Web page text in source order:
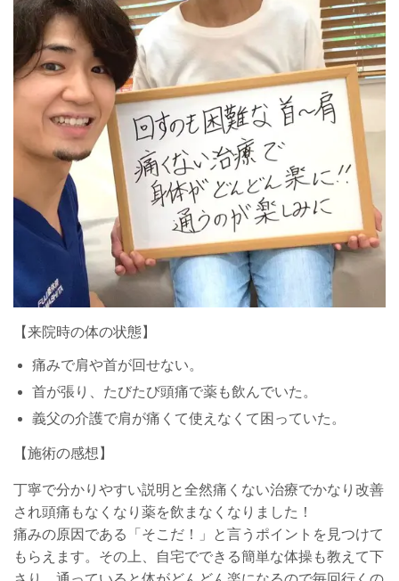
【来院時の体の状態】
痛みで肩や首が回せない。
首が張り、たびたび頭痛で薬も飲んでいた。
義父の介護で肩が痛くて使えなくて困っていた。
【施術の感想】
丁寧で分かりやすい説明と全然痛くない治療でかなり改善
され頭痛もなくなり薬を飲まなくなりました！
痛みの原因である「そこだ！」と言うポイントを見つけて
もらえます。その上、自宅でできる簡単な体操も教えて下